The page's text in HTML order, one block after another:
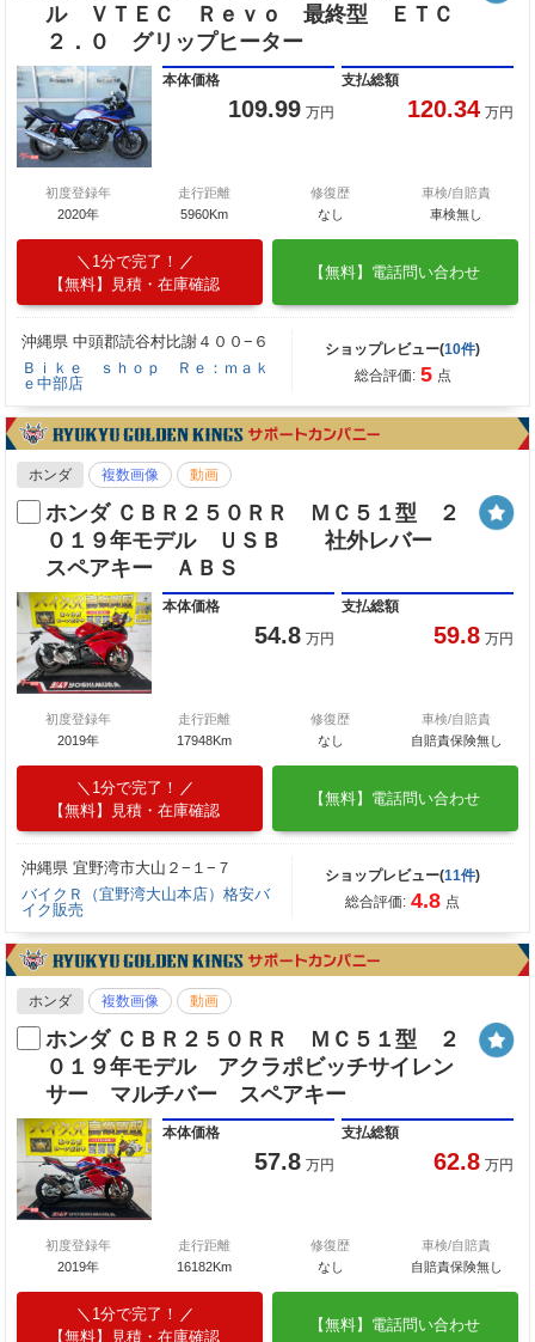
ル ＶＴＥＣ Ｒｅｖｏ 最終型 ＥＴＣ
２．０ グリップヒーター
本体価格
109.99 万円
支払総額
120.34 万円
初度登録年
2020年
走行距離
5960Km
修復歴
なし
車検/自賠責
車検無し
1分で完了！
【無料】見積・在庫確認
【無料】電話問い合わせ
沖縄県 中頭郡読谷村比謝４００−６
Ｂｉｋｅ ｓｈｏｐ Ｒｅ：ｍａｋ
ｅ中部店
ショップレビュー(10件)
総合評価: 5 点
ホンダ 複数画像 動画
ホンダ ＣＢＲ２５０ＲＲ ＭＣ５１型 ２
０１９年モデル ＵＳＢ 社外レバー
スペアキー ＡＢＳ
本体価格
54.8 万円
支払総額
59.8 万円
初度登録年
2019年
走行距離
17948Km
修復歴
なし
車検/自賠責
自賠責保険無し
1分で完了！
【無料】見積・在庫確認
【無料】電話問い合わせ
沖縄県 宜野湾市大山２−１−７
バイクＲ（宜野湾大山本店）格安バ
イク販売
ショップレビュー(11件)
総合評価: 4.8 点
ホンダ 複数画像 動画
ホンダ ＣＢＲ２５０ＲＲ ＭＣ５１型 ２
０１９年モデル アクラポビッチサイレン
サー マルチバー スペアキー
本体価格
57.8 万円
支払総額
62.8 万円
初度登録年
2019年
走行距離
16182Km
修復歴
なし
車検/自賠責
自賠責保険無し
1分で完了！
【無料】見積・在庫確認
【無料】電話問い合わせ